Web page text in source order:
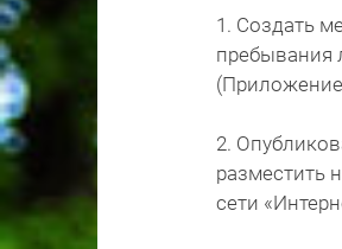
1. Создать
пребывания
2.
разместить
сети